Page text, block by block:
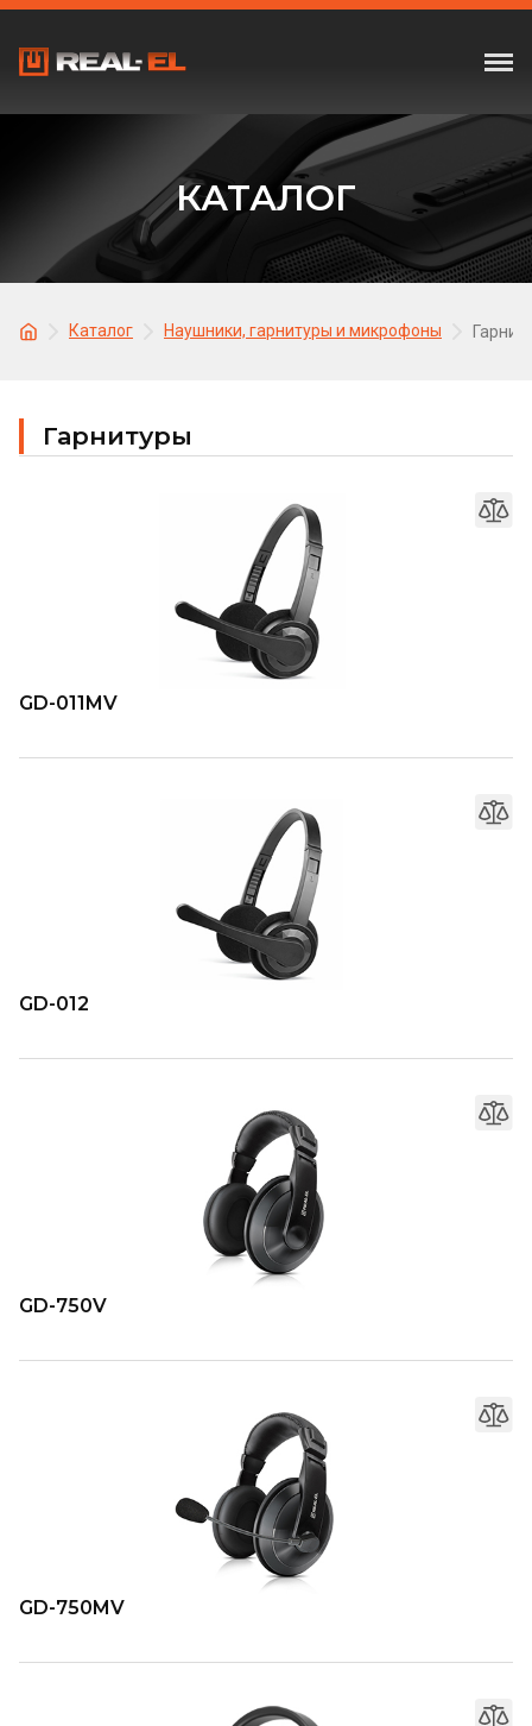
КАТАЛОГ
Каталог Наушники, гарнитуры и микрофоны
Гарнитуры
GD-011MV
GD-012
GD-750V
GD-750MV